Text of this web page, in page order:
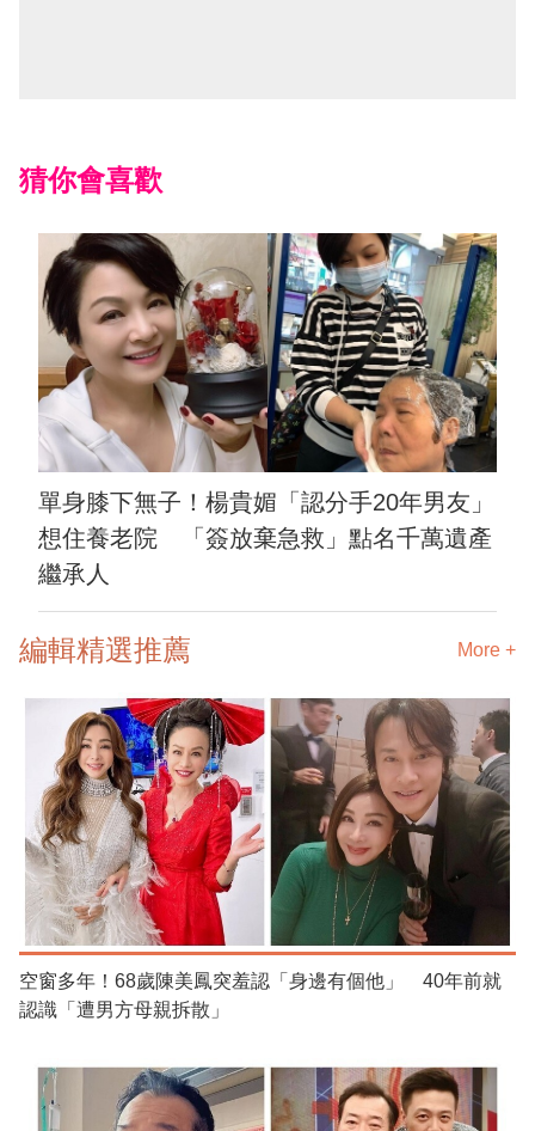
猜你會喜歡
單身膝下無子！楊貴媚「認分手20年男友」
想住養老院 「簽放棄急救」點名千萬遺產
繼承人
編輯精選推薦 More +
空窗多年！68歲陳美鳳突羞認「身邊有個他」 40年前就
認識「遭男方母親拆散」